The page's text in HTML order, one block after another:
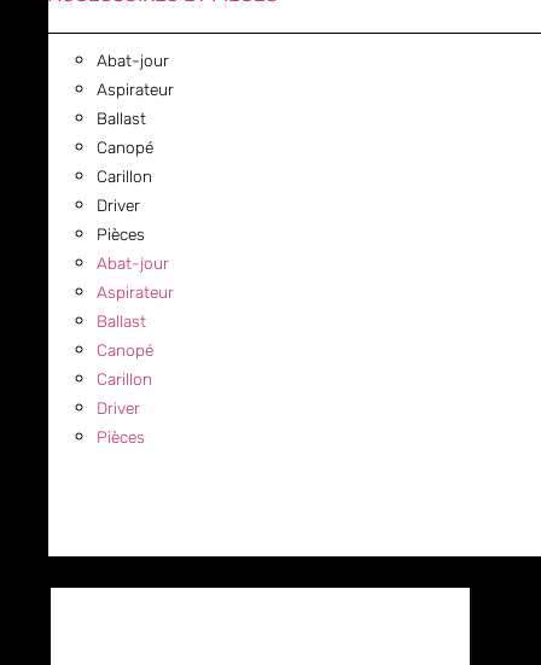
Abat-jour
Aspirateur
Ballast
Canopé
Carillon
Driver
Pièces
Abat-jour
Aspirateur
Ballast
Canopé
Carillon
Driver
Pièces